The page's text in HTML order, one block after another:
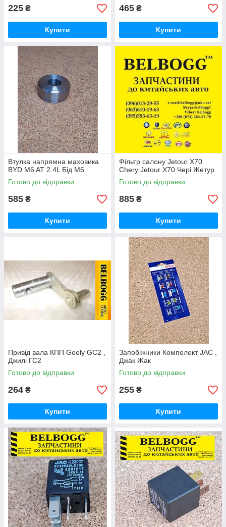
225 ₴
Купити
465 ₴
Купити
Втулка напрямна маховика
BYD M6 AT 2.4L Бід М6
Готово до відправки
585 ₴
Купити
Фільтр салону Jetour X70
Chery Jetour X70 Чері Жетур
Готово до відправки
885 ₴
Купити
Привід вала КПП Geely GC2 ,
Джилі ГС2
Готово до відправки
264 ₴
Купити
Запобіжники Компелект JAC ,
Джак Жак
Готово до відправки
255 ₴
Купити